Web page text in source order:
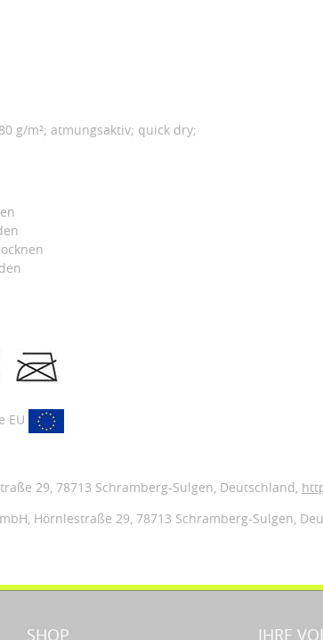
g/m²; atmungsaktiv; quick dry;
EU
29 , 78713 Schramberg-Sulgen, Deutschland
Hörnlestraße 29, 78713 Schramberg-Sulgen,
SHOP IHRE